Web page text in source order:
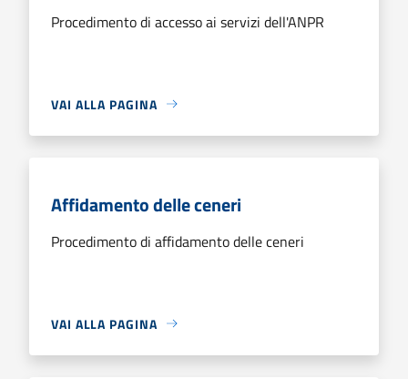
Procedimento di accesso ai servizi dell'ANPR
VAI ALLA PAGINA
Affidamento delle ceneri
Procedimento di affidamento delle ceneri
VAI ALLA PAGINA